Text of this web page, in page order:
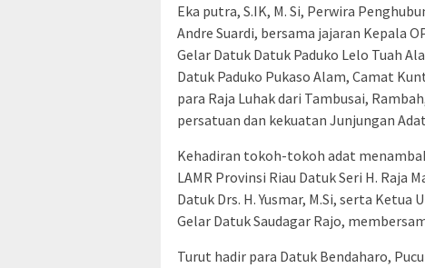
Eka putra, S.IK, M. Si, Perwira
Andre Suardi, bersama jajaran Kepala
Gelar Datuk Datuk Paduko Lelo Tuah
Datuk Paduko Pukaso Alam, Camat
para Raja Luhak dari Tambusai,
persatuan dan kekuatan Junjungan
Kehadiran tokoh-tokoh adat
LAMR Provinsi Riau Datuk Seri H. Raja
Datuk Drs. H. Yusmar, M.Si, serta Ketua
Gelar Datuk Saudagar Rajo,
Turut hadir para Datuk Bendaharo,